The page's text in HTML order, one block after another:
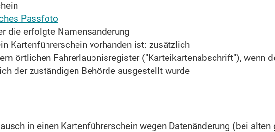
Passfoto
die erfolgte Namensänderung
Kartenführerschein vorhanden ist: zusätzlich
örtlichen Fahrerlaubnisregister ("Karteikartenabschrift"), wenn
der zuständigen Behörde ausgestellt wurde
in einen Kartenführerschein wegen Datenänderung (bei